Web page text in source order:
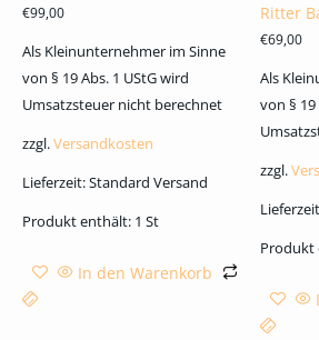
€99,00
Als Kleinunternehmer im Sinne
von § 19 Abs. 1 UStG wird
Umsatzsteuer nicht berechnet
zzgl.Versandkosten
Lieferzeit:Standard Versand
Produkt enthält: 1 St
In den Warenkorb
Ritter
€69,00
Als
von § 19
zzgl.
Produkt